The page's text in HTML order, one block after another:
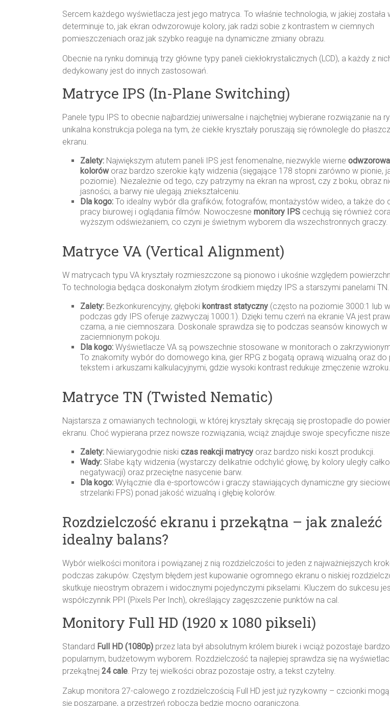
Sercem każdego wyświetlacza jest jego matryca. To właśnie technologia, w jakiej została
determinuje to, jak ekran odwzorowuje kolory, jak radzi sobie z kontrastem w ciemnych
pomieszczeniach oraz jak szybko reaguje na dynamiczne zmiany obrazu.
Obecnie na rynku dominują trzy główne typy paneli ciekłokrystalicznych (LCD), a każdy z
dedykowany jest do innych zastosowań.
Matryce IPS (In-Plane Switching)
Panele typu IPS to obecnie najbardziej uniwersalne i najchętniej wybierane rozwiązanie na
unikalna konstrukcja polega na tym, że ciekłe kryształy poruszają się równolegle do
ekranu.
Zalety: Największym atutem paneli IPS jest fenomenalne, niezwykle wierne
koloróworaz bardzo szerokie kąty widzenia (sięgające 178 stopni zarówno w pionie,
poziomie). Niezależnie od tego, czy patrzymy na ekran na wprost, czy z boku, obraz
jasności, a barwy nie ulegają zniekształceniu.
Dla kogo: To idealny wybór dla grafików, fotografów, montażystów wideo, a także do
pracy biurowej i oglądania filmów. Nowoczesne monitory IPS cechują się również
wyższym odświeżaniem, co czyni je świetnym wyborem dla wszechstronnych graczy.
Matryce VA (Vertical Alignment)
W matrycach typu VA kryształy rozmieszczone są pionowo i ukośnie względem
To technologia będąca doskonałym złotym środkiem między IPS a starszymi panelami TN.
Zalety: Bezkonkurencyjny, głęboki kontrast statyczny (często na poziomie 3000:1 lub
podczas gdy IPS oferuje zazwyczaj 1000:1). Dzięki temu czerń na ekranie VA jest
czarna, a nie ciemnoszara. Doskonale sprawdza się to podczas seansów kinowych w
zaciemnionym pokoju.
Dla kogo: Wyświetlacze VA są powszechnie stosowane w monitorach o
To znakomity wybór do domowego kina, gier RPG z bogatą oprawą wizualną oraz do
tekstem i arkuszami kalkulacyjnymi, gdzie wysoki kontrast redukuje zmęczenie wzroku.
Matryce TN (Twisted Nematic)
Najstarsza z omawianych technologii, w której kryształy skręcają się prostopadle do
ekranu. Choć wypierana przez nowsze rozwiązania, wciąż znajduje swoje specyficzne
Zalety: Niewiarygodnie niski czas reakcji matrycy oraz bardzo niski koszt produkcji.
Wady: Słabe kąty widzenia (wystarczy delikatnie odchylić głowę, by kolory uległy
negatywacji) oraz przeciętne nasycenie barw.
Dla kogo: Wyłącznie dla e-sportowców i graczy stawiających dynamiczne gry
strzelanki FPS) ponad jakość wizualną i głębię kolorów.
Rozdzielczość ekranu i przekątna – jak znaleźć
idealny balans?
Wybór wielkości monitora i powiązanej z nią rozdzielczości to jeden z najważniejszych
podczas zakupów. Częstym błędem jest kupowanie ogromnego ekranu o niskiej
skutkuje nieostrym obrazem i widocznymi pojedynczymi pikselami. Kluczem do sukcesu
współczynnik PPI (Pixels Per Inch), określający zagęszczenie punktów na cal.
Monitory Full HD (1920 x 1080 pikseli)
Standard Full HD (1080p) przez lata był absolutnym królem biurek i wciąż pozostaje bardzo
popularnym, budżetowym wyborem. Rozdzielczość ta najlepiej sprawdza się na
przekątnej 24 cale. Przy tej wielkości obraz pozostaje ostry, a tekst czytelny.
Zakup monitora 27-calowego z rozdzielczością Full HD jest już ryzykowny – czcionki
się poszarpane, a przestrzeń robocza będzie mocno ograniczona.